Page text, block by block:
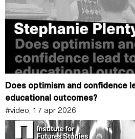
Does optimism and confidence
educational outcomes?
#video, 17 apr 2026